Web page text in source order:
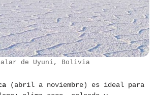
de Uyuni, Bolivia
(abril a noviembre) es ideal para